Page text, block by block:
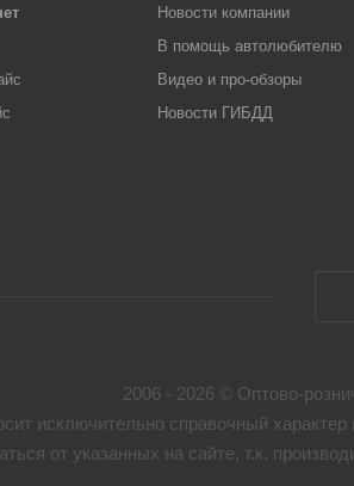
Новости компании
В помощь автолюбителю
Видео и про-обзоры
Новости ГИБДД
2006 - 2026 © Оптово-
исключительно справочный
от указанных на сайте, т.к.